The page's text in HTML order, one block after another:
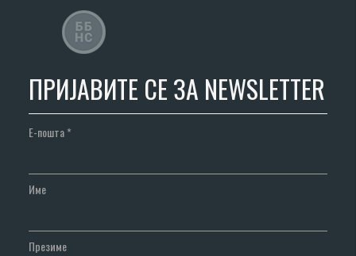
ПРИЈАВИТЕ СЕ ЗА NEWSLETTER
Е-пошта*
Име
Презиме